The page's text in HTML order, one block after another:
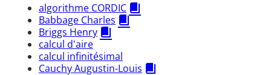
algorithme CORDIC
Babbage Charles
Briggs Henry
calcul d'aire
calcul infinitésimal
Cauchy Augustin-Louis